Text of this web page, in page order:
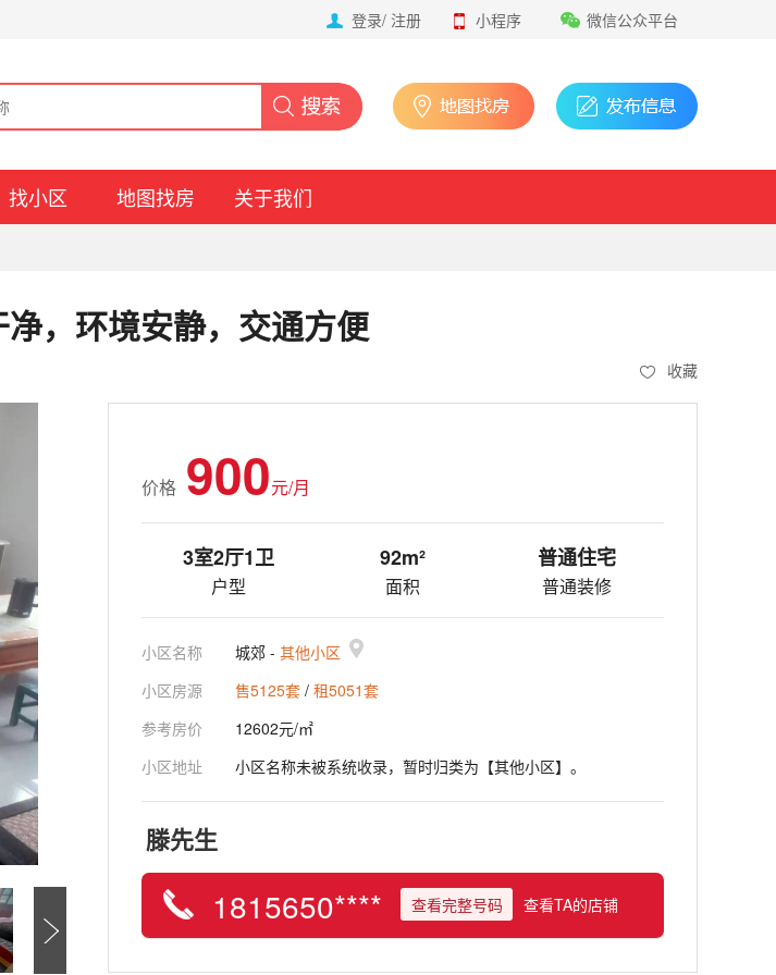
微信公众平台
小程序
登录/ 注册
找小区 地图找房 关于我们
，环境安静，交通方便
收藏
价格 900元/月
3室2厅1卫
户型
92m²
面积
普通住宅
普通装修
小区名称 城郊 - 其他小区
小区房源
售5125套 / 租5051套
参考房价
12602元/㎡
小区地址
小区名称未被系统收录，暂时归类为【其他小区】。
滕先生
1815650**** 查看完整号码 查看TA的店铺